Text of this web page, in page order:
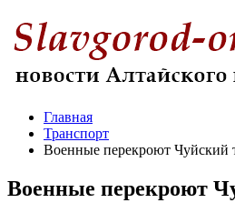
Главная
Транспорт
Военные перекроют Чуйский
Военные перекроют